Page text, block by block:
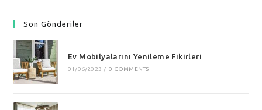
Son Gönderiler
Ev Mobilyalarını Yenileme Fikirleri
01/06/2023 / 0 COMMENTS